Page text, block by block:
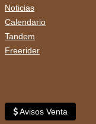
Noticias
Calendario
Tandem
Freerider
Avisos Venta